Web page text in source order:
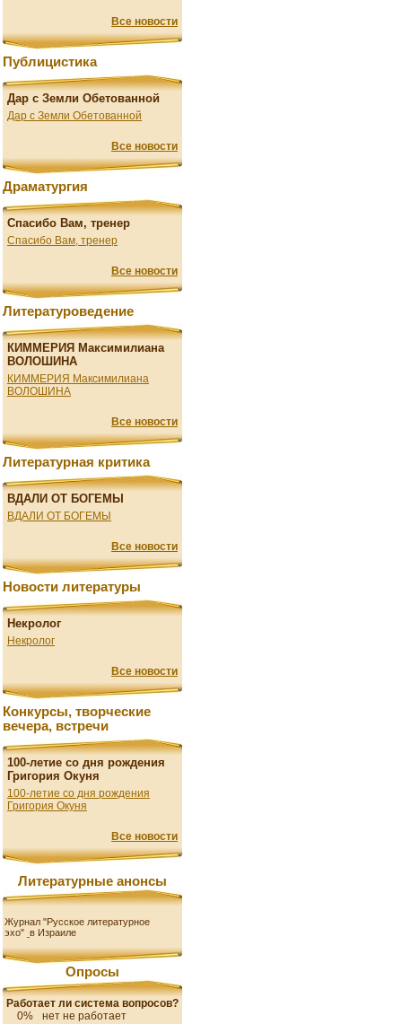
Все новости
Публицистика
Дар с Земли Обетованной
Дар с Земли Обетованной
Все новости
Драматургия
Спасибо Вам, тренер
Спасибо Вам, тренер
Все новости
Литературоведение
КИММЕРИЯ Максимилиана
ВОЛОШИНА
КИММЕРИЯ Максимилиана
ВОЛОШИНА
Все новости
Литературная критика
ВДАЛИ ОТ БОГЕМЫ
ВДАЛИ ОТ БОГЕМЫ
Все новости
Новости литературы
Некролог
Некролог
Все новости
Конкурсы, творческие
вечера, встречи
100-летие со дня рождения
Григория Окуня
100-летие со дня рождения
Григория Окуня
Все новости
Литературные анонсы
Журнал "Русское литературное
эхо" в Израиле
Опросы
Работает ли система вопросов?
0%
нет не работает